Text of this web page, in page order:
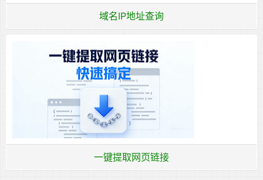
域名IP地址查询
一键提取网页链接